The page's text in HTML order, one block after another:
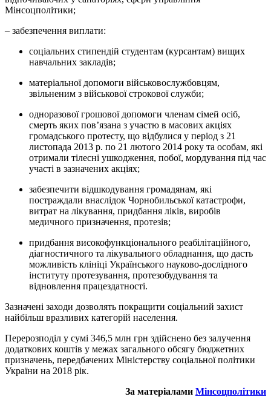
Мінсоцполітики;
– забезпечення виплати:
соціальних стипендій студентам (курсантам) вищих
навчальних закладів;
матеріальної допомоги військовослужбовцям,
звільненим з військової строкової служби;
одноразової грошової допомоги членам сімей осіб,
смерть яких пов’язана з участю в масових акціях
громадського протесту, що відбулися у період з 21
листопада 2013 р. по 21 лютого 2014 року та особам, які
отримали тілесні ушкодження, побої, мордування під час
участі в зазначених акціях;
забезпечити відшкодування громадянам, які
постраждали внаслідок Чорнобильської катастрофи,
витрат на лікування, придбання ліків, виробів
медичного призначення, протезів;
придбання високофункціонального реабілітаційного,
діагностичного та лікувального обладнання, що дасть
можливість клініці Українського науково-дослідного
інституту протезування, протезобудування та
відновлення працездатності.
Зазначені заходи дозволять покращити соціальний захист
найбільш вразливих категорій населення.
Перерозподіл у сумі 346,5 млн грн здійснено без залучення
додаткових коштів у межах загального обсягу бюджетних
призначень, передбачених Міністерству соціальної політики
України на 2018 рік.
За матеріалами Мінсоцполітики